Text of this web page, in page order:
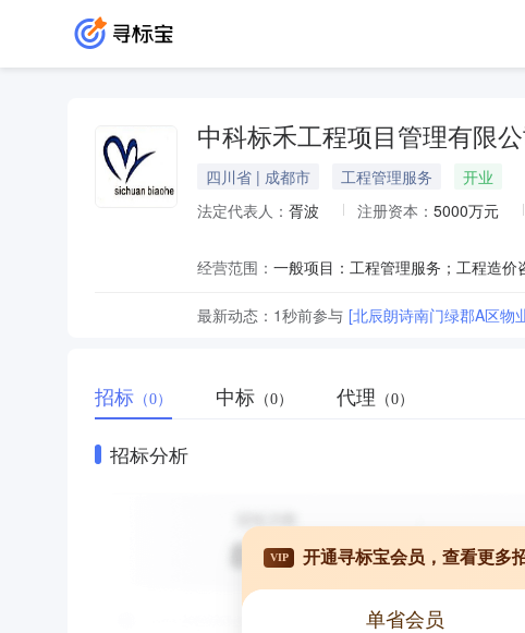
中科标禾工程项目管理有限公
四川省 | 成都市 工程管理服务
开业
法定代表人： 胥波 注册资本： 5000万元
经营范围：
最新动态： 1秒前参与 [北辰朗诗南门绿郡A区物
招标 （0） 中标 （0） 代理 （0）
招标分析
VIP 开通寻标宝会员，查看更多
单省会员